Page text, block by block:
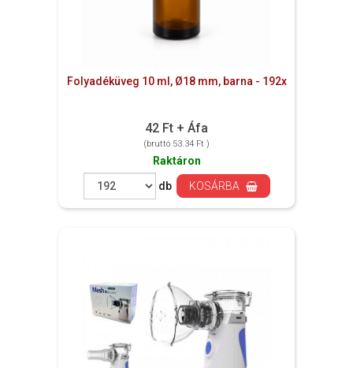
Folyadéküveg 10 ml, Ø18 mm, barna - 192x
42 Ft + Áfa
(bruttó 53.34 Ft )
Raktáron
db
KOSÁRBA